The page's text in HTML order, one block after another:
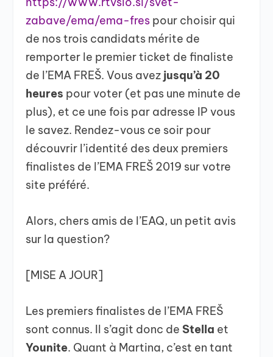
zabave/ema/ema-fres pour choisir qui
de nos trois candidats mérite de
remporter le premier ticket de finaliste
de l’EMA FREŠ. Vous avez jusqu’à 20
heures pour voter (et pas une minute de
plus), et ce une fois par adresse IP vous
le savez. Rendez-vous ce soir pour
découvrir l’identité des deux premiers
finalistes de l’EMA FREŠ 2019 sur votre
site préféré.
Alors, chers amis de l’EAQ, un petit avis
sur la question?
[MISE A JOUR]
Les premiers finalistes de l’EMA FREŠ
sont connus. Il s’agit donc de Stella et
Younite. Quant à Martina, c’est en tant